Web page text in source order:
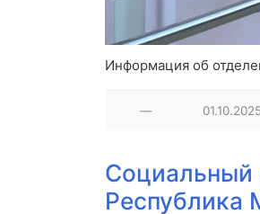
Информация об
—
Социальный
Республика